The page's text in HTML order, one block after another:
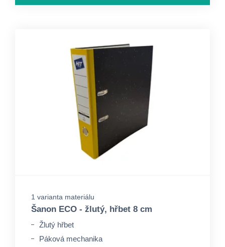
1 varianta materiálu
Šanon ECO - žlutý, hřbet 8 cm
Žlutý hřbet
Páková mechanika